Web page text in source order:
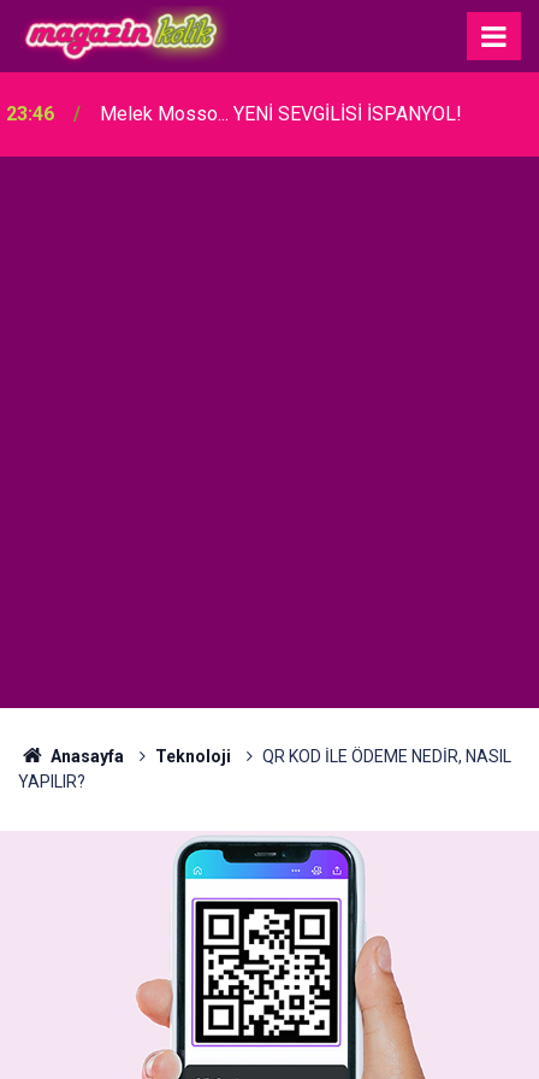
23:46 Melek Mosso... YENİ SEVGİLİSİ İSPANYOL!
Anasayfa Teknoloji
QR KOD İLE ÖDEME NEDİR, NASIL
YAPILIR?